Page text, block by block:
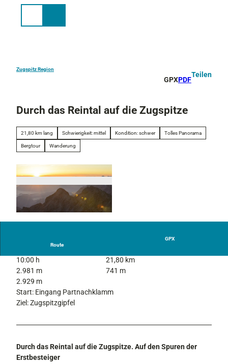
Zugspitz Region
GPXPDF
Teilen
Durch das Reintal auf die Zugspitze
21,80 km lang Schwierigkeit: mittel Kondition: schwer Tolles Panorama
Bergtour Wanderung
p
i
t
z
-
e
i
o
Route
GPX
10:00 h
21,80 km
2.981 m
741 m
2.929 m
Start: Eingang Partnachklamm
Ziel: Zugspitzgipfel
Durch das Reintal auf die Zugspitze. Auf den Spuren der
Erstbesteiger